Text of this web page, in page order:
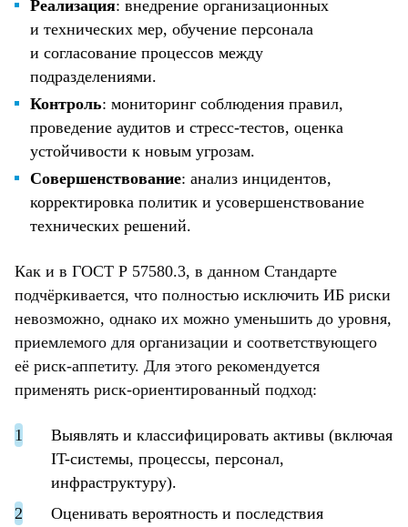
Реализация: внедрение организационных
и технических мер, обучение персонала
и согласование процессов между
подразделениями.
Контроль: мониторинг соблюдения правил,
проведение аудитов и стресс-тестов, оценка
устойчивости к новым угрозам.
Совершенствование: анализ инцидентов,
корректировка политик и усовершенствование
технических решений.
Как и в ГОСТ Р 57580.3, в данном Стандарте
подчёркивается, что полностью исключить ИБ риски
невозможно, однако их можно уменьшить до уровня,
приемлемого для организации и соответствующего
её риск-аппетиту. Для этого рекомендуется
применять риск-ориентированный подход:
Выявлять и классифицировать активы (включая
IT-системы, процессы, персонал,
инфраструктуру).
Оценивать вероятность и последствия